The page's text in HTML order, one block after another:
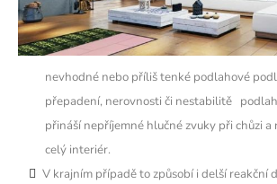
nevhodné nebo příliš tenké podlahové
přepadení, nerovnosti či nestabilitě
přináší nepříjemné hlučné zvuky při chůzi
celý interiér.
V krajním případě to způsobí i delší reakční